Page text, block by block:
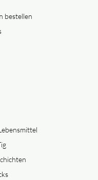
bestellen